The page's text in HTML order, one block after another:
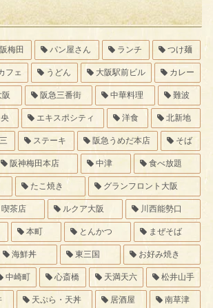
梅田 パン屋さん ランチ つけ麺
フェ うどん 大阪駅前ビル カレー
阪急三番街 中華料理 難波
エキスポシティ 洋食 北新地
ステーキ 阪急うめだ本店 そば
阪神梅田本店 中津 食べ放題
たこ焼き グランフロント大阪
喫茶店 ルクア大阪 川西能勢口
本町 とんかつ まぜそば
海鮮丼 東三国 お好み焼き
中崎町 心斎橋 天満天六 松井山手
天ぷら・天丼 居酒屋 南草津